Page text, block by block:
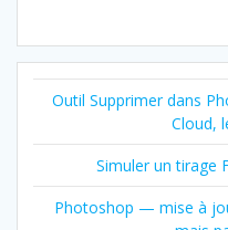
Outil Supprimer dans
Cloud,
Simuler un tirage
Photoshop — mise à